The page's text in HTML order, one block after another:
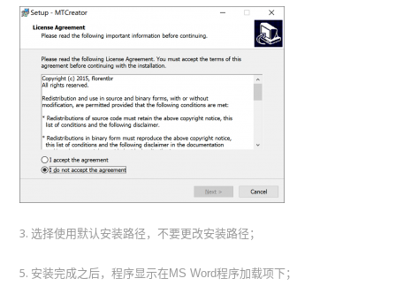
3. 选择使用默认安装路径，不要更改安装路径；
5. 安装完成之后，程序显示在MS Word程序加载项下；